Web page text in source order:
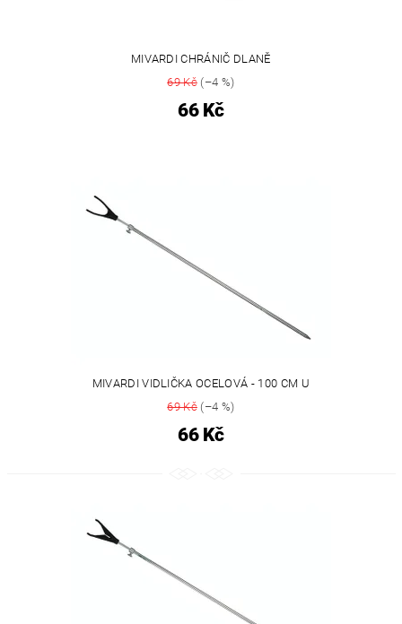
MIVARDI CHRÁNIČ DLANĚ
69 Kč(–4 %)
66 Kč
MIVARDI VIDLIČKA OCELOVÁ - 100 CM U
69 Kč(–4 %)
66 Kč